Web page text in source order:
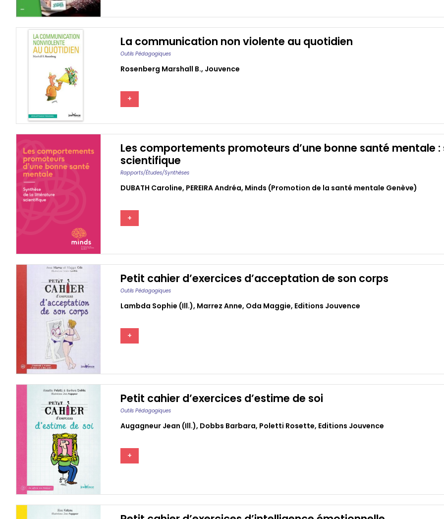
La communication non violente au quotidien
Outils Pédagogiques
Rosenberg Marshall B., Jouvence
+
Les comportements promoteurs d’une bonne santé mentale
scientifique
Rapports/études/synthèses
DUBATH Caroline, PEREIRA Andréa, Minds (Promotion de la santé mentale Genève)
+
Petit cahier d’exercices d’acceptation de son corps
Outils Pédagogiques
Lambda Sophie (ill.), Marrez Anne, Oda Maggie, Editions Jouvence
+
Petit cahier d’exercices d’estime de soi
Outils Pédagogiques
Augagneur Jean (ill.), Dobbs Barbara, Poletti Rosette, Editions Jouvence
+